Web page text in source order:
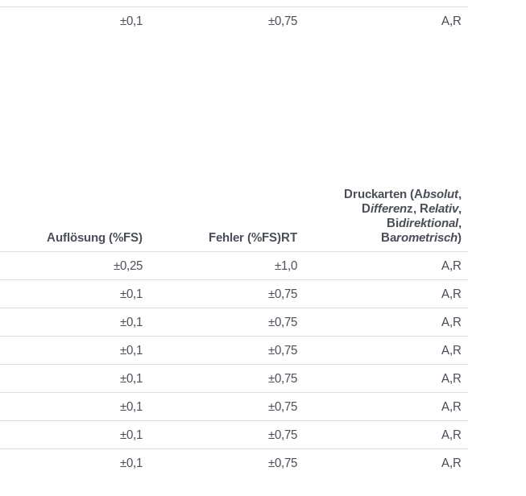
±0,1 ±0,75 A,R
Auflösung (%FS) Fehler (%FS)RT
Druckarten (Absolut,
Differenz, Relativ,
Bidirektional,
Barometrisch)
±0,25 ±1,0 A,R
±0,1 ±0,75 A,R
±0,1 ±0,75 A,R
±0,1 ±0,75 A,R
±0,1 ±0,75 A,R
±0,1 ±0,75 A,R
±0,1 ±0,75 A,R
±0,1 ±0,75 A,R